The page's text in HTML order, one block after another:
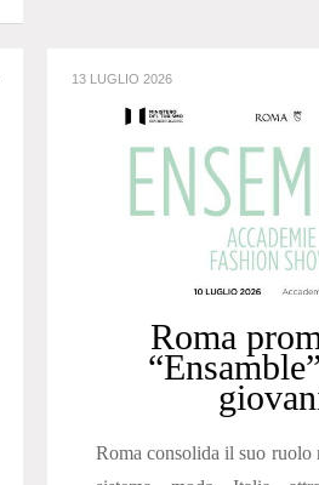
13 LUGLIO 2026
Roma
Roma consolida il suo ruolo